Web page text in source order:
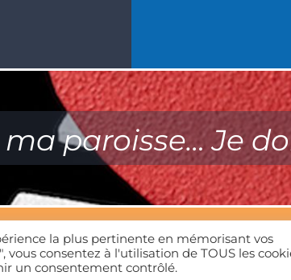
ma paroisse… Je
légales| Tous droits réservés | 01 39 65 01 82
la plus pertinente en mémorisant vos
consentez à l'utilisation de TOUS les
un consentement contrôlé.